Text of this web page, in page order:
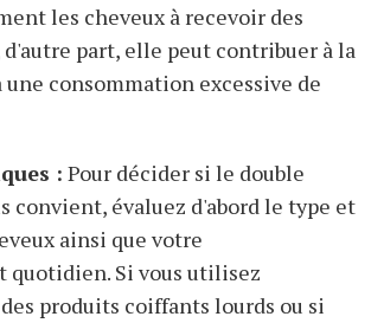
les cheveux à recevoir des
d'autre part, elle peut contribuer à la
une consommation excessive de
: Pour décider si le double
convient, évaluez d'abord le type et
ainsi que votre
quotidien. Si vous utilisez
produits coiffants lourds ou si